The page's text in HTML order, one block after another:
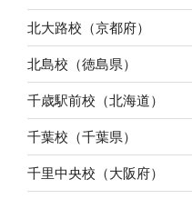
北大路校（京都府）
北島校（徳島県）
千歳駅前校（北海道）
千葉校（千葉県）
千里中央校（大阪府）